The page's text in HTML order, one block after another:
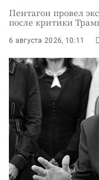
Пентагон провел
после критики
6 августа 2026, 10:11